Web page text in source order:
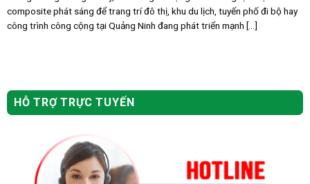
composite phát sáng để trang trí đô thị, khu du lịch, tuyến phố đi bộ hay
công trình công cộng tại Quảng Ninh đang phát triển mạnh [...]
HỖ TRỢ TRỰC TUYẾN